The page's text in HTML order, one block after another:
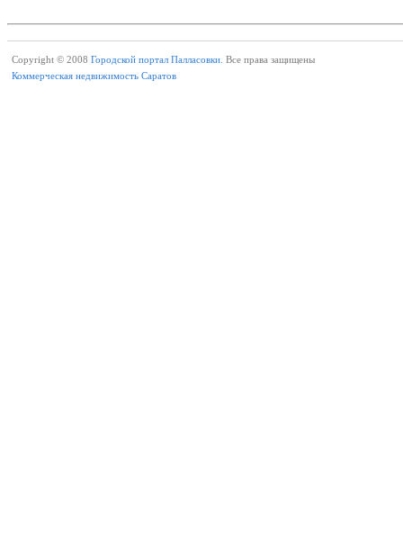
Copyright © 2008 Городской портал Палласовки. Все права защищены
Коммерческая недвижимость Саратов